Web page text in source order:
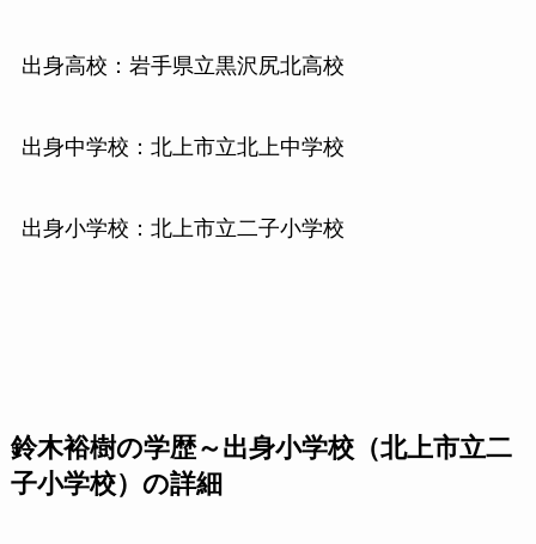
出身高校：岩手県立黒沢尻北高校
出身中学校：北上市立北上中学校
出身小学校：北上市立二子小学校
鈴木裕樹の学歴～出身小学校（北上市立二
子小学校）の詳細